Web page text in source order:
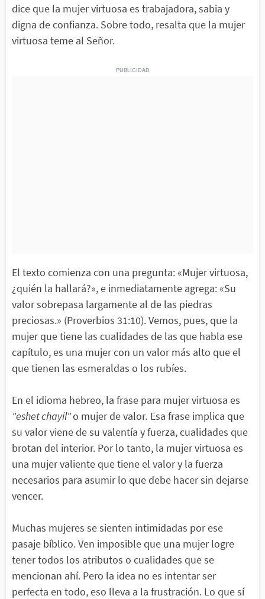
dice que la mujer virtuosa es trabajadora, sabia y
digna de confianza. Sobre todo, resalta que la mujer
virtuosa teme al Señor.
El texto comienza con una pregunta: «Mujer virtuosa,
¿quién la hallará?», e inmediatamente agrega: «Su
valor sobrepasa largamente al de las piedras
preciosas.» (Proverbios 31:10). Vemos, pues, que la
mujer que tiene las cualidades de las que habla ese
capítulo, es una mujer con un valor más alto que el
que tienen las esmeraldas o los rubíes.
En el idioma hebreo, la frase para mujer virtuosa es
"eshet chayil"o mujer de valor. Esa frase implica que
su valor viene de su valentía y fuerza, cualidades que
brotan del interior. Por lo tanto, la mujer virtuosa es
una mujer valiente que tiene el valor y la fuerza
necesarios para asumir lo que debe hacer sin dejarse
vencer.
Muchas mujeres se sienten intimidadas por ese
pasaje bíblico. Ven imposible que una mujer logre
tener todos los atributos o cualidades que se
mencionan ahí. Pero la idea no es intentar ser
perfecta en todo, eso lleva a la frustración. Lo que sí